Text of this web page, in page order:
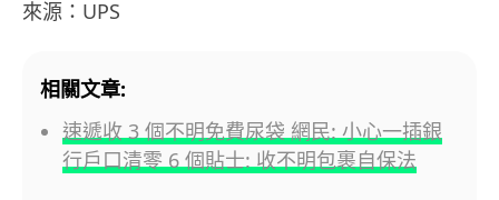
來源：UPS
相關文章:
速遞收 3 個不明免費尿袋 網民: 小心一插銀
行戶口清零 6 個貼士: 收不明包裹自保法